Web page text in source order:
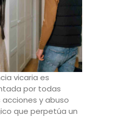
vicaria es
por todas
acciones y abuso
que perpetúa un